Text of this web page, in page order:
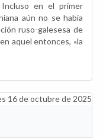
en el primer
aún no se había
ruso-galesesa de
aquel entonces, «la
16 de octubre de 2025